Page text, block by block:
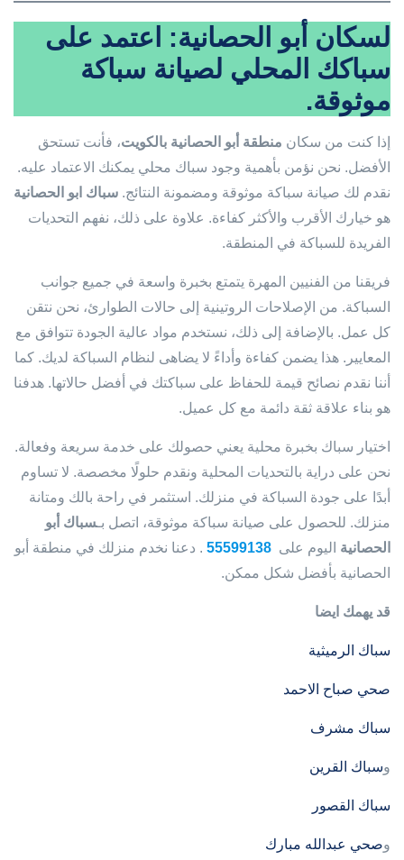
لسكان أبو الحصانية: اعتمد على
سباكك المحلي لصيانة سباكة
موثوقة.
إذا كنت من سكان منطقة أبو الحصانية بالكويت، فأنت تستحق
الأفضل. نحن نؤمن بأهمية وجود سباك محلي يمكنك الاعتماد عليه.
نقدم لك صيانة سباكة موثوقة ومضمونة النتائج. سباك ابو الحصانية
هو خيارك الأقرب والأكثر كفاءة. علاوة على ذلك، نفهم التحديات
الفريدة للسباكة في المنطقة.
فريقنا من الفنيين المهرة يتمتع بخبرة واسعة في جميع جوانب
السباكة. من الإصلاحات الروتينية إلى حالات الطوارئ، نحن نتقن
كل عمل. بالإضافة إلى ذلك، نستخدم مواد عالية الجودة تتوافق مع
المعايير. هذا يضمن كفاءة وأداءً لا يضاهى لنظام السباكة لديك. كما
أننا نقدم نصائح قيمة للحفاظ على سباكتك في أفضل حالاتها. هدفنا
هو بناء علاقة ثقة دائمة مع كل عميل.
اختيار سباك بخبرة محلية يعني حصولك على خدمة سريعة وفعالة.
نحن على دراية بالتحديات المحلية ونقدم حلولًا مخصصة. لا تساوم
أبدًا على جودة السباكة في منزلك. استثمر في راحة بالك ومتانة
منزلك. للحصول على صيانة سباكة موثوقة، اتصل بـسباك أبو
الحصانية اليوم على 55599138 . دعنا نخدم منزلك في منطقة أبو
الحصانية بأفضل شكل ممكن.
قد يهمك ايضا
سباك الرميثية
صحي صباح الاحمد
سباك مشرف
وسباك القرين
سباك القصور
وصحي عبدالله مبارك